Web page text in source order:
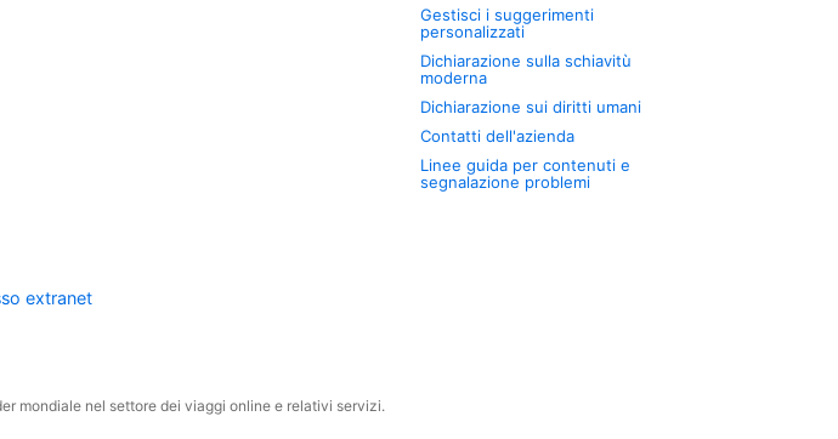
Gestisci i suggerimenti
personalizzati
Dichiarazione sulla schiavitù
moderna
Dichiarazione sui diritti umani
Contatti dell'azienda
Linee guida per contenuti e
segnalazione problemi
extranet
mondiale nel settore dei viaggi online e relativi servizi.